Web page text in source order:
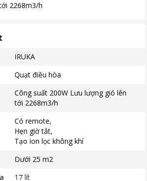
2268m3/h
IRUKA
Quạt điều hòa
Công suất 200W Lưu lượng gió lên
tới 2268m3/h
Có remote
Hẹn giờ tắt
Tạo ion lọc không khí
Dưới 25 m2
17 lít